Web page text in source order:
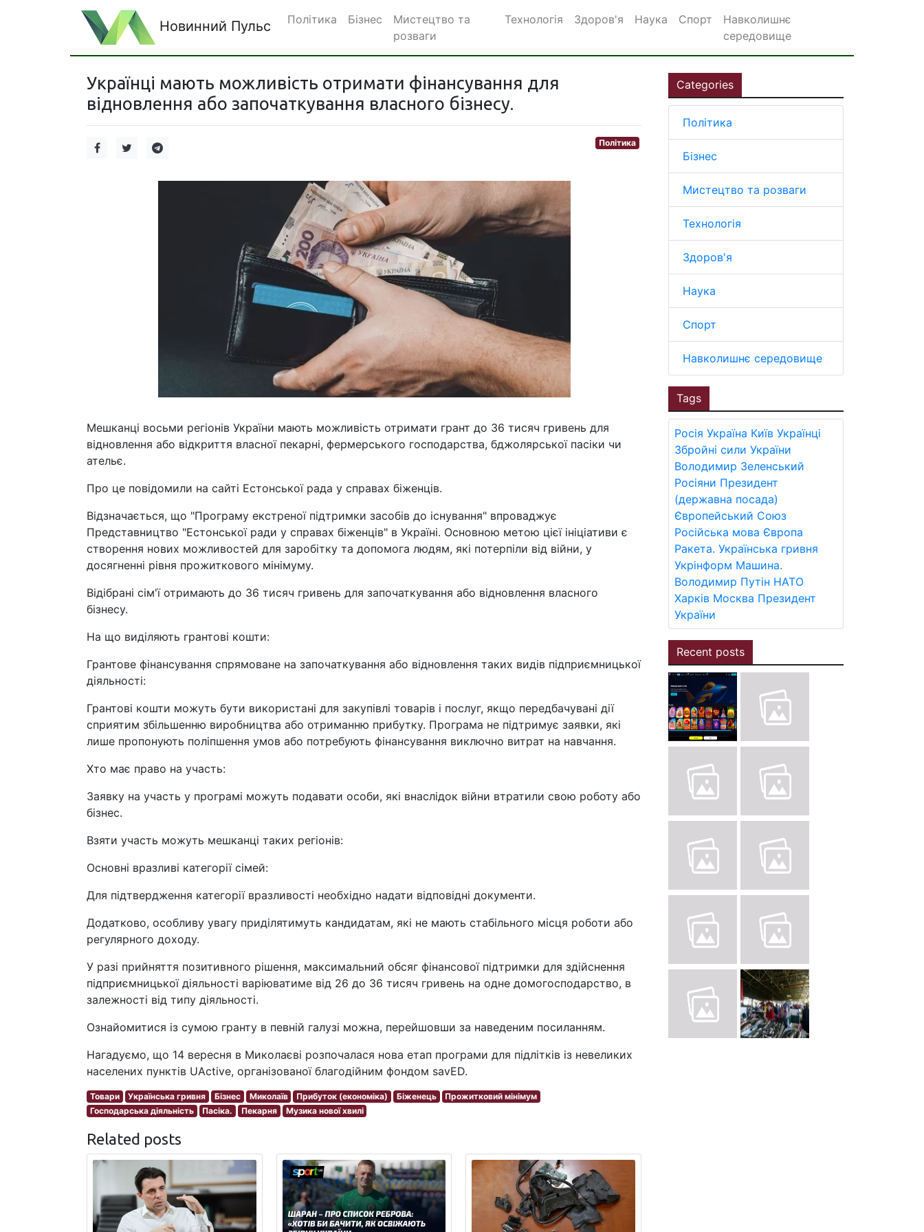
Новинний Пульс Політика Бізнес
Мистецтво та
розваги
Технологія Здоров'я Наука Спорт
Навколишнє
середовище
Українці мають можливість отримати фінансування для
відновлення або започаткування власного бізнесу.
Політика
Мешканці восьми регіонів України мають можливість отримати грант до 36 тисяч гривень для
відновлення або відкриття власної пекарні, фермерського господарства, бджолярської пасіки чи
ательє.
Про це повідомили на сайті Естонської рада у справах біженців.
Відзначається, що "Програму екстреної підтримки засобів до існування" впроваджує
Представництво "Естонської ради у справах біженців" в Україні. Основною метою цієї ініціативи є
створення нових можливостей для заробітку та допомога людям, які потерпіли від війни, у
досягненні рівня прожиткового мінімуму.
Відібрані сім'ї отримають до 36 тисяч гривень для започаткування або відновлення власного
бізнесу.
На що виділяють грантові кошти:
Грантове фінансування спрямоване на започаткування або відновлення таких видів підприємницької
діяльності:
Грантові кошти можуть бути використані для закупівлі товарів і послуг, якщо передбачувані дії
сприятим збільшенню виробництва або отриманню прибутку. Програма не підтримує заявки, які
лише пропонують поліпшення умов або потребують фінансування виключно витрат на навчання.
Хто має право на участь:
Заявку на участь у програмі можуть подавати особи, які внаслідок війни втратили свою роботу або
бізнес.
Взяти участь можуть мешканці таких регіонів:
Основні вразливі категорії сімей:
Для підтвердження категорії вразливості необхідно надати відповідні документи.
Додатково, особливу увагу приділятимуть кандидатам, які не мають стабільного місця роботи або
регулярного доходу.
У разі прийняття позитивного рішення, максимальний обсяг фінансової підтримки для здійснення
підприємницької діяльності варіюватиме від 26 до 36 тисяч гривень на одне домогосподарство, в
залежності від типу діяльності.
Ознайомитися із сумою гранту в певній галузі можна, перейшовши за наведеним посиланням.
Нагадуємо, що 14 вересня в Миколаєві розпочалася нова етап програми для підлітків із невеликих
населених пунктів UActive, організованої благодійним фондом savED.
Товари Українська гривня Бізнес Миколаїв Прибуток (економіка) Біженець
Прожитковий мінімум
Господарська діяльність
Пасіка. Пекарня Музика нової хвилі
Related posts
Categories
Політика
Бізнес
Мистецтво та розваги
Технологія
Здоров'я
Наука
Спорт
Навколишнє середовище
Tags
Росія Україна Київ Українці
Збройні сили України
Володимир Зеленський
Росіяни Президент
(державна посада)
Європейський Союз
Російська мова Європа
Ракета. Українська гривня
Укрінформ Машина.
Володимир Путін НАТО
Харків Москва Президент
України
Recent posts